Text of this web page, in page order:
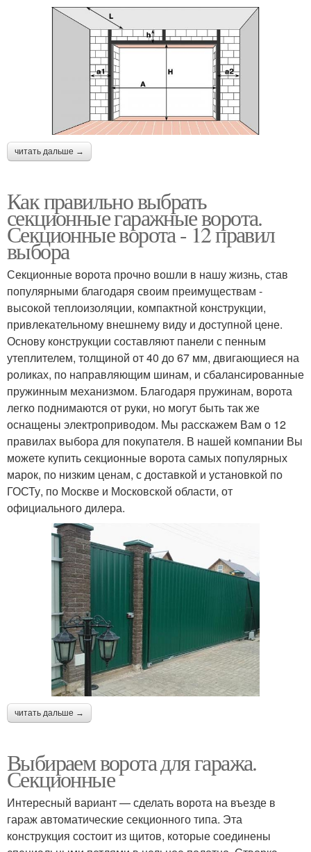
читать дальше →
Как правильно выбрать
секционные гаражные ворота.
Секционные ворота - 12 правил
выбора
Секционные ворота прочно вошли в нашу жизнь, став
популярными благодаря своим преимуществам -
высокой теплоизоляции, компактной конструкции,
привлекательному внешнему виду и доступной цене.
Основу конструкции составляют панели с пенным
утеплителем, толщиной от 40 до 67 мм, двигающиеся на
роликах, по направляющим шинам, и сбалансированные
пружинным механизмом. Благодаря пружинам, ворота
легко поднимаются от руки, но могут быть так же
оснащены электроприводом. Мы расскажем Вам о 12
правилах выбора для покупателя. В нашей компании Вы
можете купить секционные ворота самых популярных
марок, по низким ценам, с доставкой и установкой по
ГОСТу, по Москве и Московской области, от
официального дилера.
читать дальше →
Выбираем ворота для гаража.
Секционные
Интересный вариант — сделать ворота на въезде в
гараж автоматические секционного типа. Эта
конструкция состоит из щитов, которые соединены